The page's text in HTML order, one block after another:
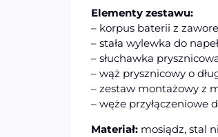
Elementy zestawu:
– korpus baterii z
– stała wylewka do
– słuchawka
– wąż prysznicowy o
– zestaw montażowy z
– węże przyłączeniowe
Materiał: mosiądz, stal